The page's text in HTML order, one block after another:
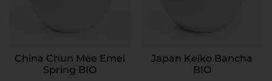
China Chun Mee Emei
Spring BIO
Japan Keiko Bancha
BIO